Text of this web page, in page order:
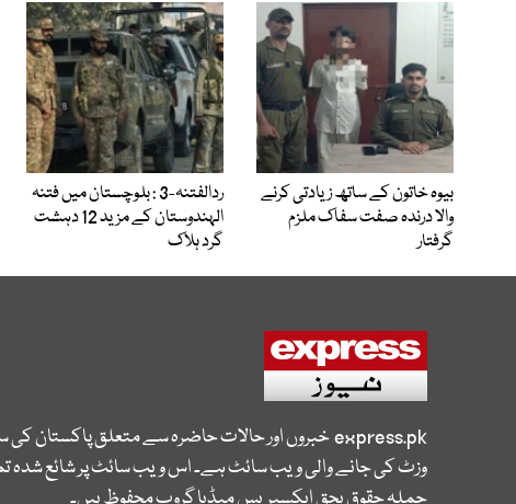
بیوہ خاتون کے ساتھ زیادتی کرنے
والا درندہ صفت سفاک ملزم
گرفتار
ردالفتنہ-3 : بلوچستان میں فتنہ
الہندوستان کے مزید 12 دہشت
گرد ہلاک
express.pkخبروں اور حالات حاضرہ سے متعلق پاکستان
وزٹ کی جانے والی ویب سائٹ ہے۔ اس ویب سائٹ پر شائع شدہ